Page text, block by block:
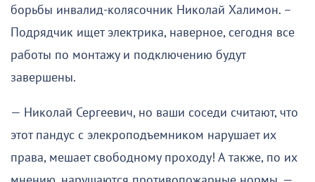
борьбы инвалид-колясочник Николай Халимон. –
Подрядчик ищет электрика, наверное, сегодня все
работы по монтажу и подключению будут
завершены.
— Николай Сергеевич, но ваши соседи считают, что
этот пандус с элекроподъемником нарушает их
права, мешает свободному проходу! А также, по их